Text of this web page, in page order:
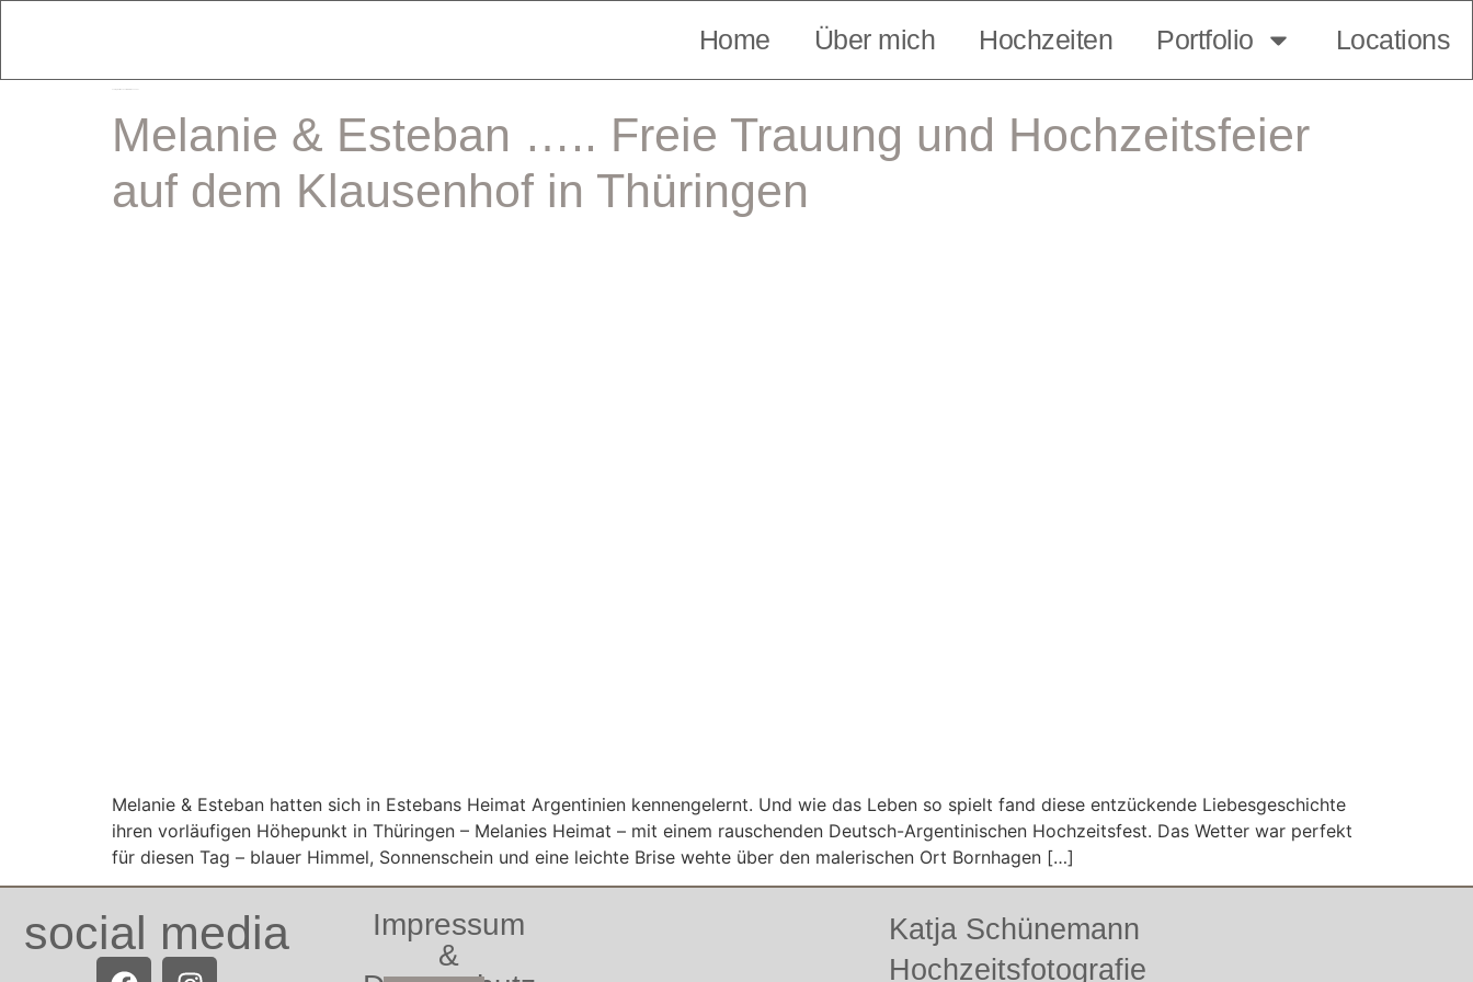
Home Über mich Hochzeiten Portfolio Locations
Melanie & Esteban ….. Freie Trauung und Hochzeitsfeier
auf dem Klausenhof in Thüringen
Melanie & Esteban hatten sich in Estebans Heimat Argentinien kennengelernt. Und wie das Leben so spielt fand diese entzückende Liebesgeschichte
ihren vorläufigen Höhepunkt in Thüringen – Melanies Heimat – mit einem rauschenden Deutsch-Argentinischen Hochzeitsfest. Das Wetter war perfekt
für diesen Tag – blauer Himmel, Sonnenschein und eine leichte Brise wehte über den malerischen Ort Bornhagen […]
social media
Impressum
&
Katja Schünemann
Hochzeitsfotografie